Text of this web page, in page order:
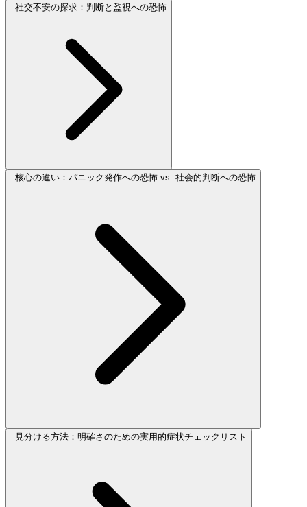
社交不安の探求：判断と監視への恐怖
核心の違い：パニック発作への恐怖 vs. 社会的判断への恐怖
見分ける方法：明確さのための実用的症状チェックリスト